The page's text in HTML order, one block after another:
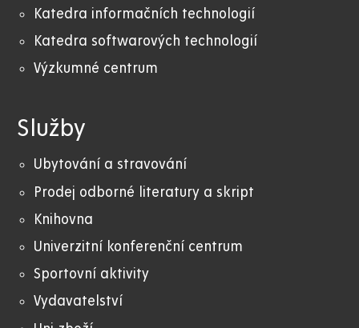
Katedra informačních technologií
Katedra softwarových technologií
Výzkumné centrum
Služby
Ubytování a stravování
Prodej odborné literatury a skript
Knihovna
Univerzitní konferenční centrum
Sportovní aktivity
Vydavatelství